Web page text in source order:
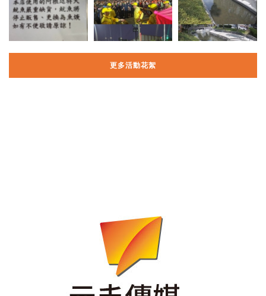
更多活動花絮